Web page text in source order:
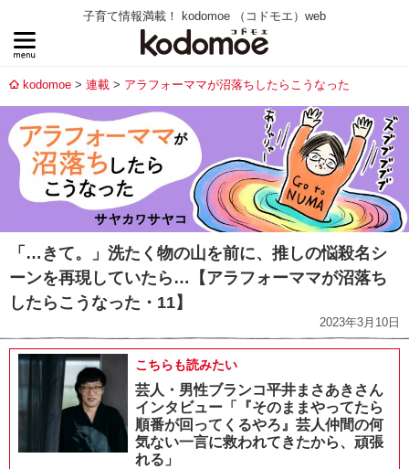
子育て情報満載！ kodomoe （コドモエ）web
kodomoe 連載 アラフォーママが沼落ちしたらこうなった
「…きて。」洗たく物の山を前に、推しの悩殺名シ
ーンを再現していたら…【アラフォーママが沼落ち
したらこうなった・11】
2023年3月10日
こちらも読みたい
芸人・男性ブランコ平井まさあきさん
インタビュー「『そのままやってたら
順番が回ってくるやろ』芸人仲間の何
気ない一言に救われてきたから、頑張
れる」